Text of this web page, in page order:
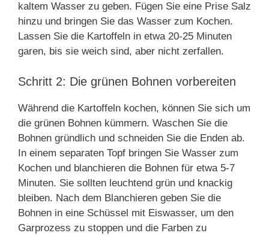
kaltem Wasser zu geben. Fügen Sie eine Prise Salz
hinzu und bringen Sie das Wasser zum Kochen.
Lassen Sie die Kartoffeln in etwa 20-25 Minuten
garen, bis sie weich sind, aber nicht zerfallen.
Schritt 2: Die grünen Bohnen vorbereiten
Während die Kartoffeln kochen, können Sie sich um
die grünen Bohnen kümmern. Waschen Sie die
Bohnen gründlich und schneiden Sie die Enden ab.
In einem separaten Topf bringen Sie Wasser zum
Kochen und blanchieren die Bohnen für etwa 5-7
Minuten. Sie sollten leuchtend grün und knackig
bleiben. Nach dem Blanchieren geben Sie die
Bohnen in eine Schüssel mit Eiswasser, um den
Garprozess zu stoppen und die Farben zu